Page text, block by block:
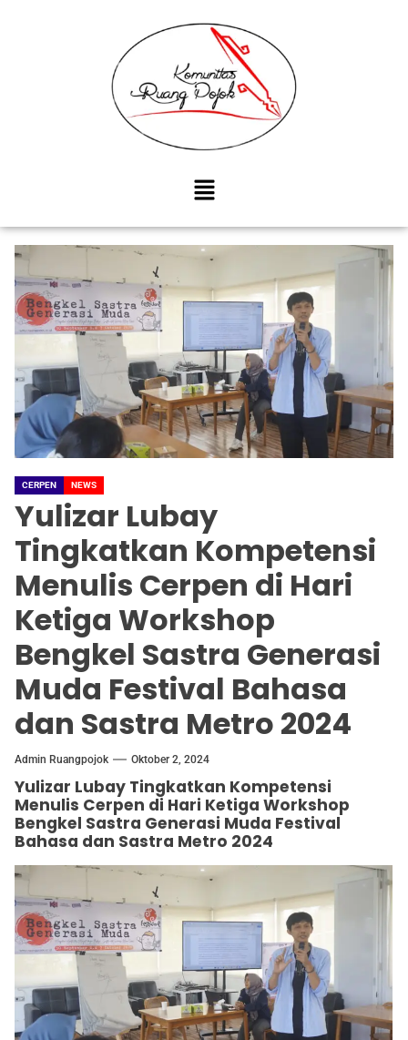
CERPEN NEWS
Yulizar Lubay
Tingkatkan Kompetensi
Menulis Cerpen di Hari
Ketiga Workshop
Bengkel Sastra Generasi
Muda Festival Bahasa
dan Sastra Metro 2024
Admin Ruangpojok Oktober 2, 2024
Yulizar Lubay Tingkatkan Kompetensi
Menulis Cerpen di Hari Ketiga Workshop
Bengkel Sastra Generasi Muda Festival
Bahasa dan Sastra Metro 2024